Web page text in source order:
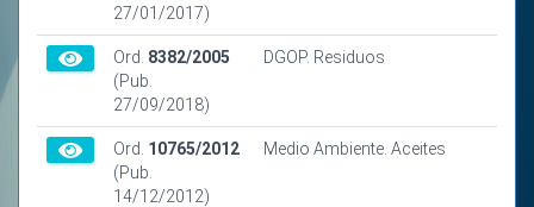
27/01/2017)
Ord. 8382/2005
(Pub.
27/09/2018)
DGOP. Residuos
Ord. 10765/2012
(Pub.
14/12/2012)
Medio Ambiente. Aceites